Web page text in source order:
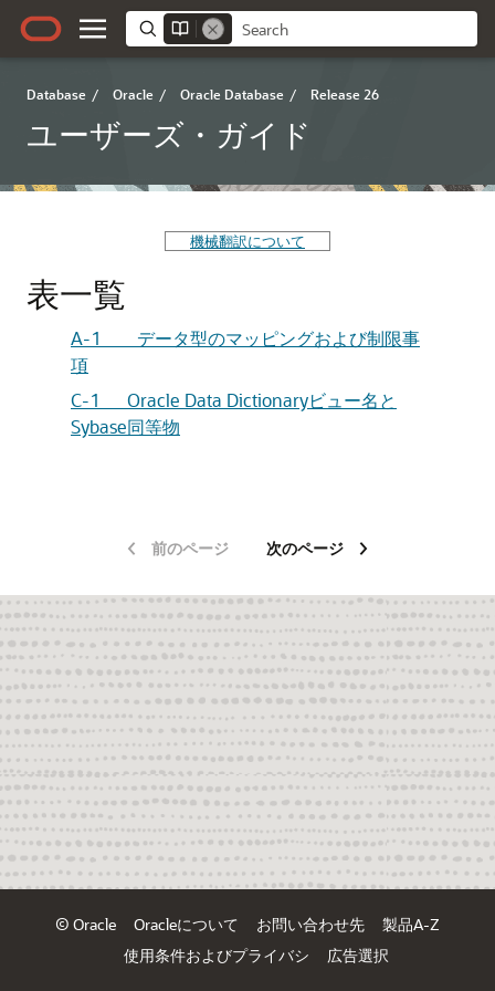
Database / Oracle / Oracle Database / Release 26
ユーザーズ・ガイド
機械翻訳について
表一覧
A-1 データ型のマッピングおよび制限事
項
C-1 Oracle Data Dictionaryビュー名と
Sybase同等物
前のページ 次のページ
© Oracle Oracleについて お問い合わせ先
製品A-Z
使用条件およびプライバシ
広告選択